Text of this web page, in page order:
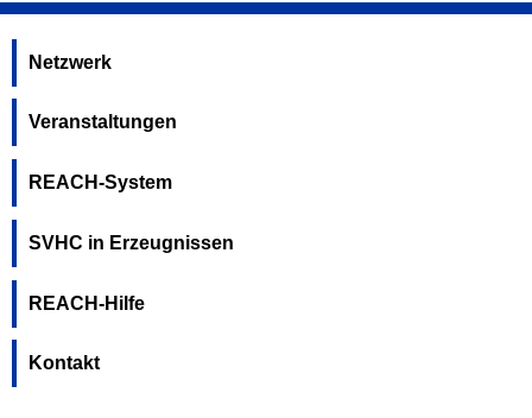
Netzwerk
Veranstaltungen
REACH-System
SVHC in Erzeugnissen
REACH-Hilfe
Kontakt